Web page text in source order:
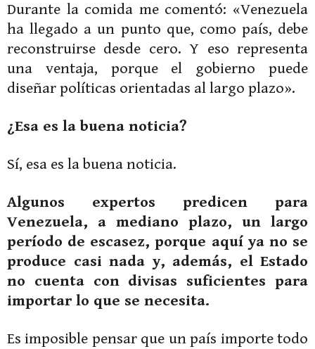
Durante la comida me comentó: «Venezuela
ha llegado a un punto que, como país, debe
reconstruirse desde cero. Y eso representa
una ventaja, porque el gobierno puede
diseñar políticas orientadas al largo plazo».
¿Esa es la buena noticia?
Sí, esa es la buena noticia.
Algunos expertos predicen para
Venezuela, a mediano plazo, un largo
período de escasez, porque aquí ya no se
produce casi nada y, además, el Estado
no cuenta con divisas suficientes para
importar lo que se necesita.
Es imposible pensar que un país importe todo